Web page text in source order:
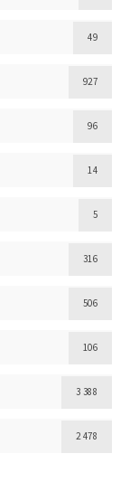
49
927
96
14
5
316
506
106
3 388
2 478